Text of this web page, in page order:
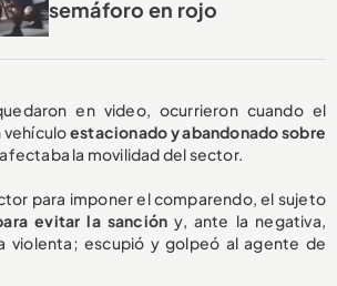
semáforo en rojo
en video, ocurrieron cuando el
estacionado y abandonado sobre
la movilidad del sector.
para imponer el comparendo, el sujeto
evitar la sanción y, ante la negativa,
violenta; escupió y golpeó al agente de